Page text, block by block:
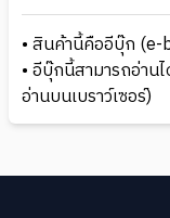
• สินค้านี้คืออีบุ๊ก (e-
• อีบุ๊กนี้สามารถอ่าน
อ่านบนเบราว์เซอร์)